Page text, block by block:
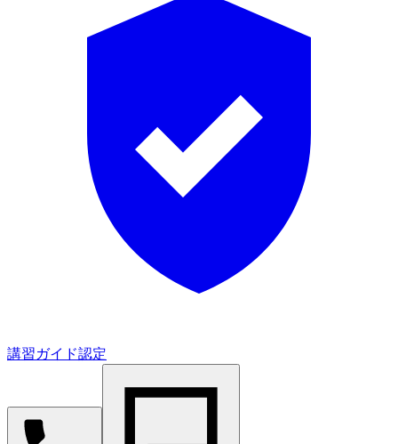
講習ガイド認定